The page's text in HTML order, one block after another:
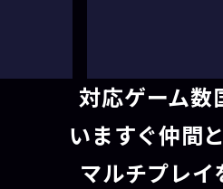
対応ゲーム数
いますぐ仲間
マルチプレイ